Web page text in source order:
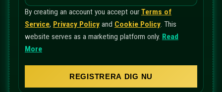
n
i
t
e
By creating an account you accept ourTerms of
Service, Privacy Policyand Cookie Policy. This
website serves as a marketing platform only. Read
More
REGISTRERA DIG NU